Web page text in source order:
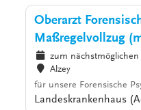
Oberarzt
Maßregelvollzug
zum
Alzey
für unsere Forensische
Landeskrankenhaus